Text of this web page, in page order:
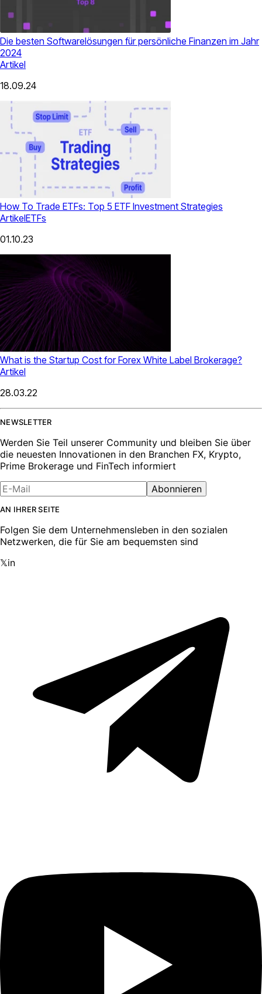
Die besten Softwarelösungen für persönliche Finanzen im Jahr
2024
Artikel
18.09.24
How To Trade ETFs: Top 5 ETF Investment Strategies
ArtikelETFs
01.10.23
What is the Startup Cost for Forex White Label Brokerage?
Artikel
28.03.22
NEWSLETTER
Werden Sie Teil unserer Community und bleiben Sie über
die neuesten Innovationen in den Branchen FX, Krypto,
Prime Brokerage und FinTech informiert
Abonnieren
AN IHRER SEITE
Folgen Sie dem Unternehmensleben in den sozialen
Netzwerken, die für Sie am bequemsten sind
𝕏in